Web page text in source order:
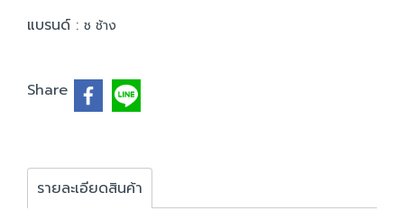
แบรนด์ : ช ช้าง
Share
รายละเอียดสินค้า